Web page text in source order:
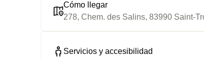
Cómo llegar
278, Chem. des Salins, 83990 Saint-
Servicios y accesibilidad